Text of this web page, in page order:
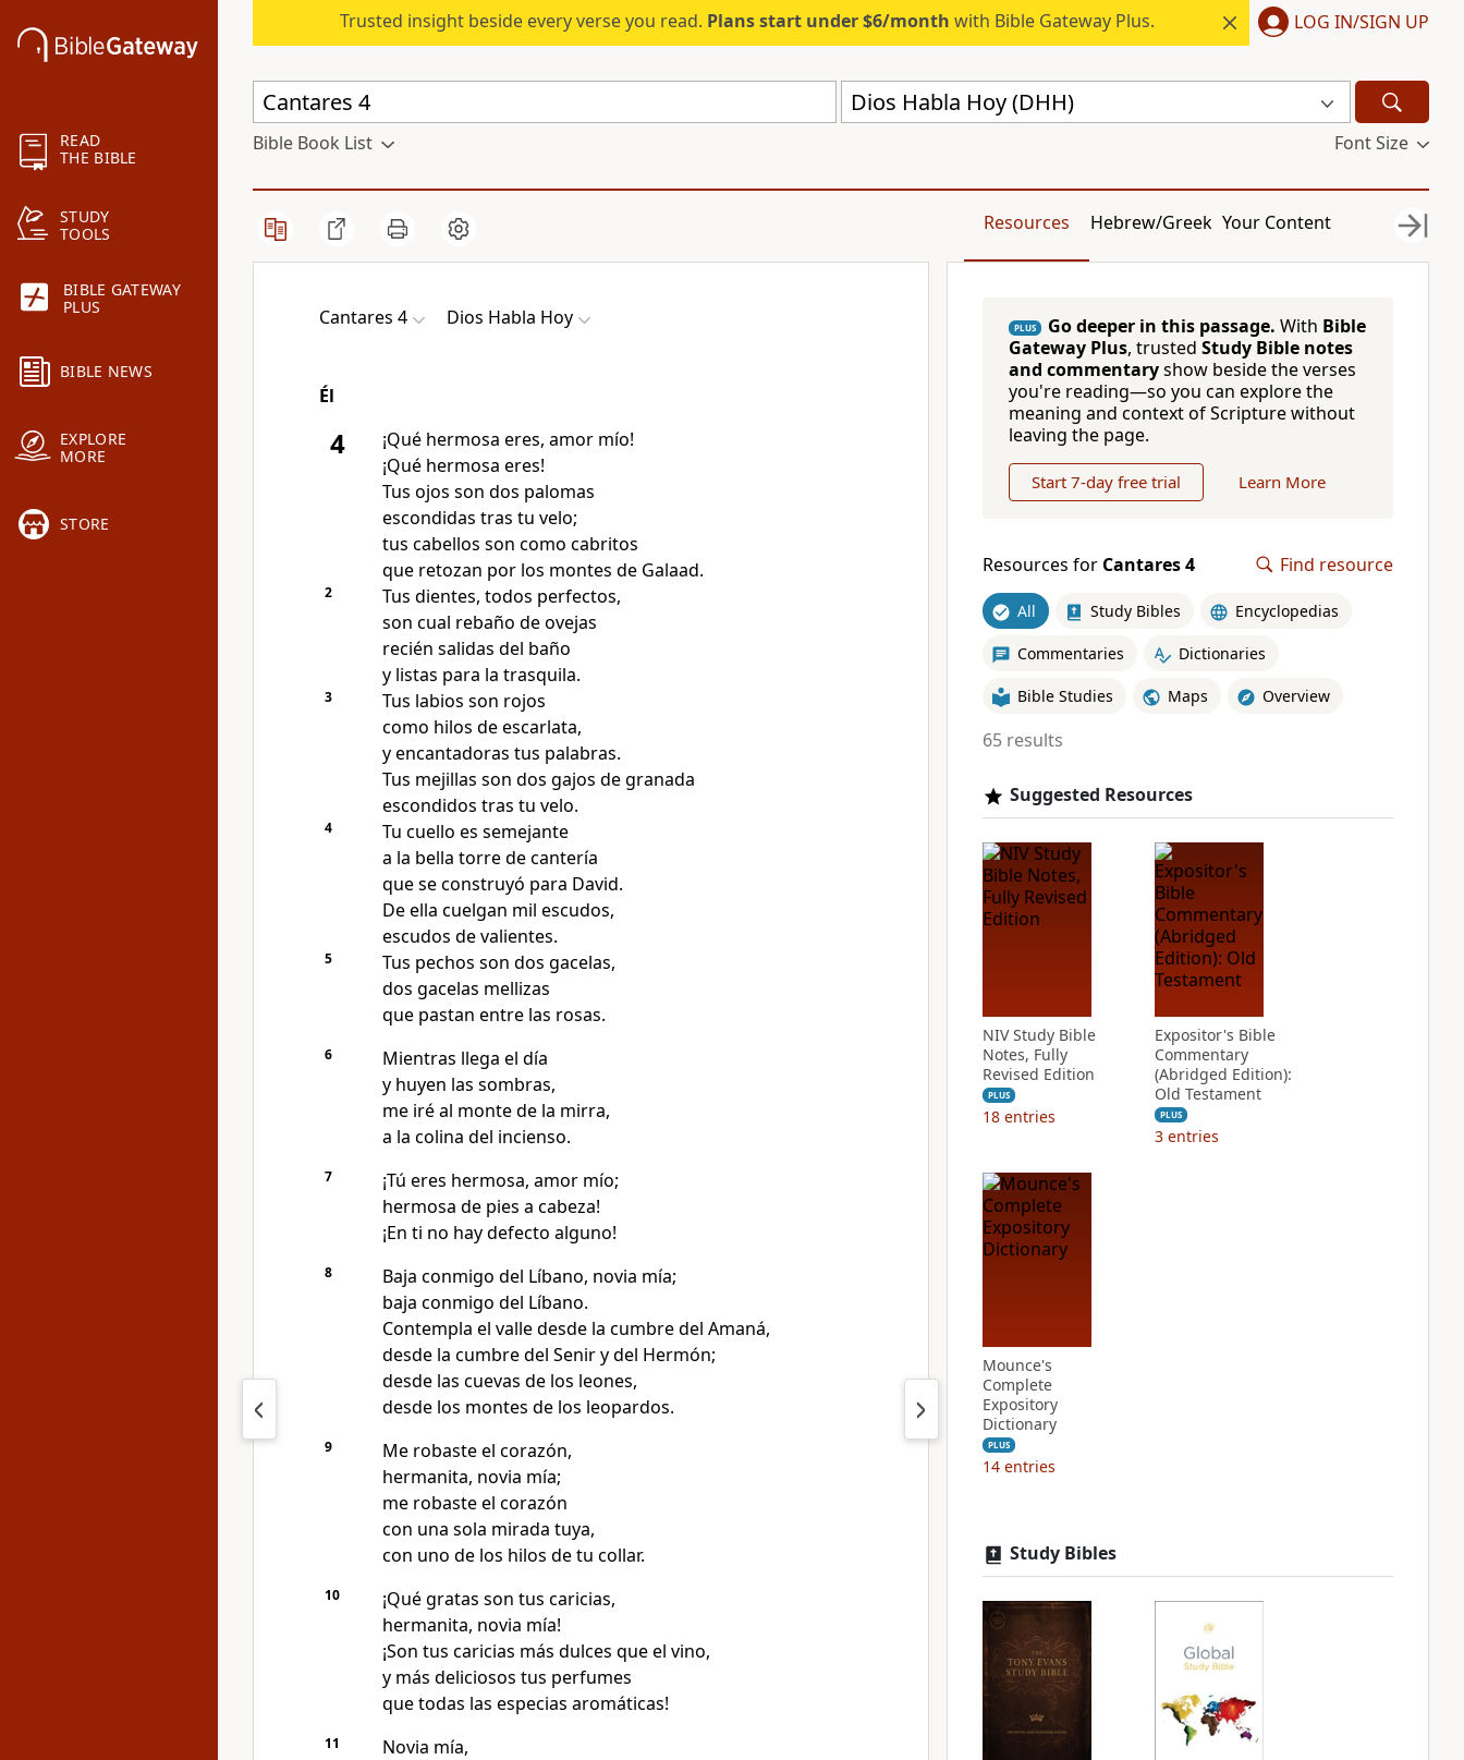
READ
THE BIBLE
STUDY
TOOLS
BIBLE GATEWAY
PLUS
BIBLE NEWS
EXPLORE
MORE
STORE
Trusted insight beside every verse you read. Plans start under $6/month with Bible Gateway Plus. LOG IN/SIGN UP
Dios Habla Hoy (DHH)
Bible Book List Font Size
Resources Hebrew/Greek Your Content
Cantares 4 Dios Habla Hoy
Él
4
¡Qué hermosa eres, amor mío!
¡Qué hermosa eres!
Tus ojos son dos palomas
escondidas tras tu velo;
tus cabellos son como cabritos
que retozan por los montes de Galaad.
2
Tus dientes, todos perfectos,
son cual rebaño de ovejas
recién salidas del baño
y listas para la trasquila.
3
Tus labios son rojos
como hilos de escarlata,
y encantadoras tus palabras.
Tus mejillas son dos gajos de granada
escondidos tras tu velo.
4
Tu cuello es semejante
a la bella torre de cantería
que se construyó para David.
De ella cuelgan mil escudos,
escudos de valientes.
5
Tus pechos son dos gacelas,
dos gacelas mellizas
que pastan entre las rosas.
6
Mientras llega el día
y huyen las sombras,
me iré al monte de la mirra,
a la colina del incienso.
7
¡Tú eres hermosa, amor mío;
hermosa de pies a cabeza!
¡En ti no hay defecto alguno!
8
Baja conmigo del Líbano, novia mía;
baja conmigo del Líbano.
Contempla el valle desde la cumbre del Amaná,
desde la cumbre del Senir y del Hermón;
desde las cuevas de los leones,
desde los montes de los leopardos.
9
Me robaste el corazón,
hermanita, novia mía;
me robaste el corazón
con una sola mirada tuya,
con uno de los hilos de tu collar.
10
¡Qué gratas son tus caricias,
hermanita, novia mía!
¡Son tus caricias más dulces que el vino,
y más deliciosos tus perfumes
que todas las especias aromáticas!
11
Novia mía,
PLUS Go deeper in this passage. With Bible
Gateway Plus, trusted Study Bible notes
and commentaryshow beside the verses
you're reading—so you can explore the
meaning and context of Scripture without
leaving the page.
Start 7-day free trial Learn More
Resources for Cantares 4 Find resource
All Study Bibles Encyclopedias
Commentaries Dictionaries
Bible Studies Maps Overview
65 results
Suggested Resources
NIV Study Bible
Notes, Fully
Revised Edition
PLUS
18 entries
Expositor's Bible
Commentary
(Abridged Edition):
Old Testament
PLUS
3 entries
Mounce's
Complete
Expository
Dictionary
PLUS
14 entries
Study Bibles